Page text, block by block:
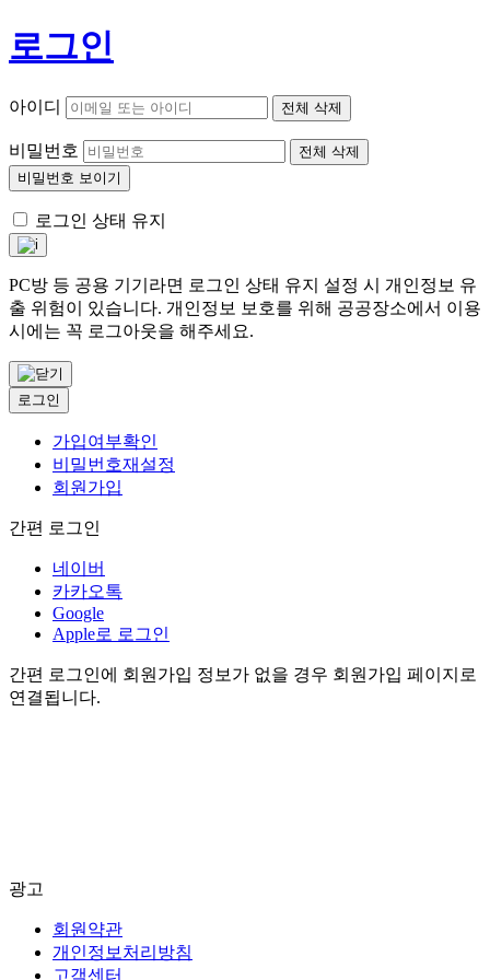
로그인
아이디 전체 삭제
비밀번호
전체 삭제
비밀번호 보이기
로그인 상태 유지
PC방 등 공용 기기라면 로그인 상태 유지 설정 시 개인정보 유
출 위험이 있습니다. 개인정보 보호를 위해 공공장소에서 이용
시에는 꼭 로그아웃을 해주세요.
로그인
가입여부확인
비밀번호재설정
회원가입
간편 로그인
네이버
카카오톡
Google
Apple로 로그인
간편 로그인에 회원가입 정보가 없을 경우 회원가입 페이지로
연결됩니다.
광고
회원약관
개인정보처리방침
고객센터